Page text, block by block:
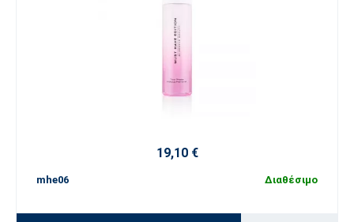
19,10 €
mhe06 Διαθέσιμο